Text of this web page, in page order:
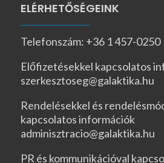
ELÉRHETŐSÉGEINK
Telefonszám: +36 1 457-0250
Előfizetésekkel kapcsolatos
szerkesztoseg@galaktika.hu
Rendelésekkel és
kapcsolatos információk
adminisztracio@galaktika.hu
PR és kommunikációval